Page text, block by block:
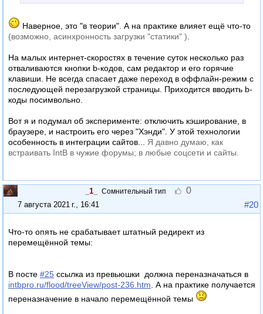
Наверное, это "в теории". А на практике влияет ещё что-то
(возможно, асинхронность загрузки "статики" )
На малых интернет-скоростях в течение суток несколько раз
отваливаются кнопки b-кодов, сам редактор и его горячие
клавиши. Не всегда спасает даже переход в оффлайн-режим с
последующей перезагрузкой страницы. Приходится вводить b-
коды посимвольно.
Вот я и подумал об эксперименте: отключить кэширование, в
браузере, и настроить его через "Хэнди". У этой технологии
особенность в интеграции сайтов... Я давно думаю, как
встраивать IntB в чужие форумы; в любые соцсети и сайты.
_1_ Сомнительный тип 0
7 августа 2021 г., 16:41 #20
Что-то опять не срабатывает штатный редирект из
перемещённой темы:
В посте #25 ссылка из превьюшки
должна переназначаться в
intbpro.ru/flood/treeView/post-236.htm . А на практике получается
переназначение в начало перемещённой темы